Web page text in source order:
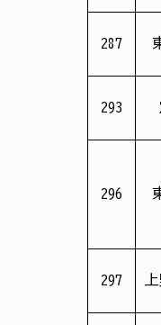
287
293
296
297